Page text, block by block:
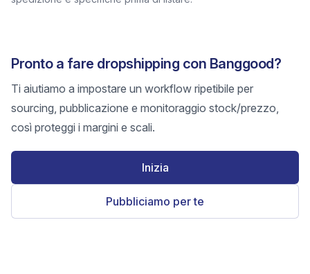
Pronto a fare dropshipping con Banggood?
Ti aiutiamo a impostare un workflow ripetibile per
sourcing, pubblicazione e monitoraggio stock/prezzo,
così proteggi i margini e scali.
Inizia
Pubbliciamo per te